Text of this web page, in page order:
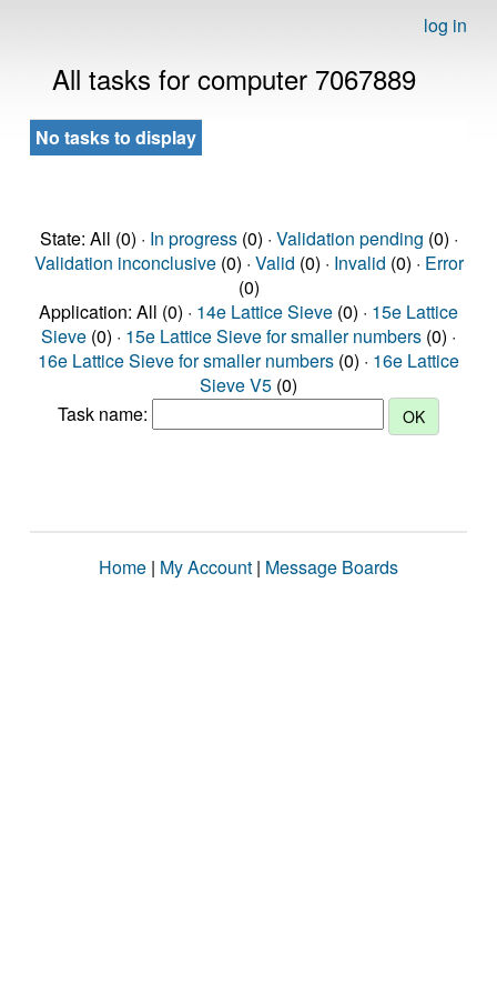
log in
All tasks for computer 7067889
No tasks to display
State: All (0) · In progress(0) · Validation pending (0) ·
Validation inconclusive(0) · Valid (0) · Invalid (0) · Error
(0)
Application: All (0) · 14e Lattice Sieve (0) · 15e Lattice
Sieve (0) · 15e Lattice Sieve for smaller numbers (0) ·
16e Lattice Sieve for smaller numbers (0) · 16e Lattice
Sieve V5 (0)
Task name:
Home | My Account | Message Boards